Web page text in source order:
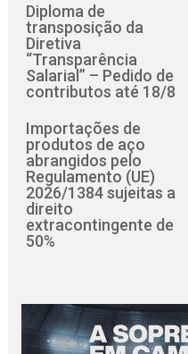
Diploma de
transposição da
Diretiva
“Transparência
Salarial” – Pedido de
contributos até 18/8
Importações de
produtos de aço
abrangidos pelo
Regulamento (UE)
2026/1384 sujeitas a
direito
extracontingente de
50%